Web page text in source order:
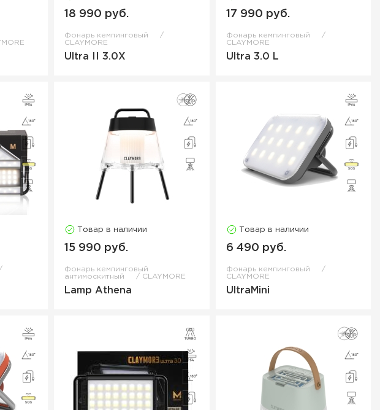
18 990 руб.
Фонарь кемпинговый
CLAYMORE
Ultra II 3.0X
17 990 руб.
Фонарь кемпинговый
CLAYMORE
Ultra 3.0 L
Товар в наличии
15 990 руб.
Фонарь кемпинговый
антимоскитный
CLAYMORE
Lamp Athena
Товар в наличии
6 490 руб.
Фонарь кемпинговый
CLAYMORE
UltraMini